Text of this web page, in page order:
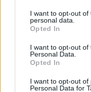
not limited to your visit
grant or deny consent
use your data for
consent section.
I want to opt-out
personal data.
Opted In
I want to opt-out of
Personal Data.
Opted In
I want to opt-out of
Personal Data for